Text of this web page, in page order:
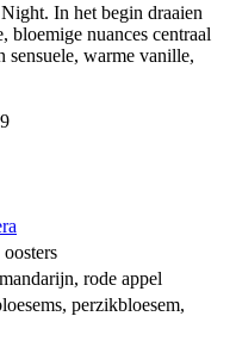
In het begin draaien
nuances centraal
sensuele, warme vanille,
rode appel
perzikbloesem,